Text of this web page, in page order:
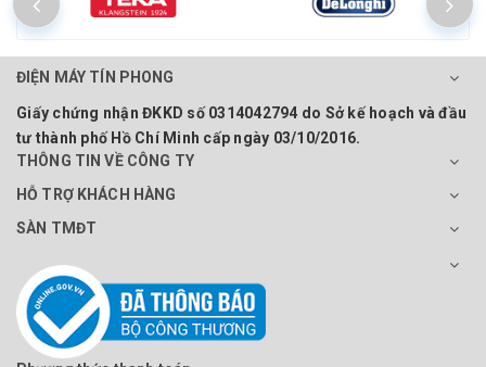
ĐIỆN MÁY TÍN PHONG
Giấy chứng nhận ĐKKD số 0314042794 do Sở kế hoạch và đầu
tư thành phố Hồ Chí Minh cấp ngày 03/10/2016.
THÔNG TIN VỀ CÔNG TY
HỖ TRỢ KHÁCH HÀNG
SÀN TMĐT